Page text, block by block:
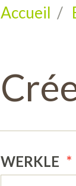
Accueil
WERKLE